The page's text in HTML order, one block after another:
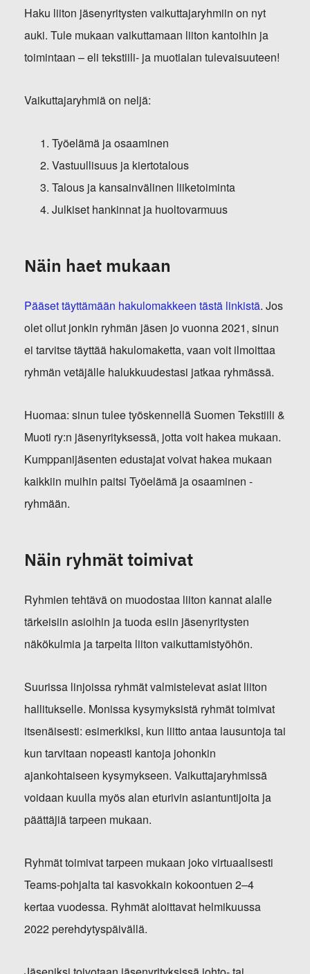
Haku liiton jäsenyritysten vaikuttajaryhmiin on nyt
auki. Tule mukaan vaikuttamaan liiton kantoihin ja
toimintaan – eli tekstiili- ja muotialan tulevaisuuteen!
Vaikuttajaryhmiä on neljä:
Työelämä ja osaaminen
Vastuullisuus ja kiertotalous
Talous ja kansainvälinen liiketoiminta
Julkiset hankinnat ja huoltovarmuus
Näin haet mukaan
Pääset täyttämään hakulomakkeen tästä linkistä. Jos
olet ollut jonkin ryhmän jäsen jo vuonna 2021, sinun
ei tarvitse täyttää hakulomaketta, vaan voit ilmoittaa
ryhmän vetäjälle halukkuudestasi jatkaa ryhmässä.
Huomaa: sinun tulee työskennellä Suomen Tekstiili &
Muoti ry:n jäsenyrityksessä, jotta voit hakea mukaan.
Kumppanijäsenten edustajat voivat hakea mukaan
kaikkiin muihin paitsi Työelämä ja osaaminen -
ryhmään.
Näin ryhmät toimivat
Ryhmien tehtävä on muodostaa liiton kannat alalle
tärkeisiin asioihin ja tuoda esiin jäsenyritysten
näkökulmia ja tarpeita liiton vaikuttamistyöhön.
Suurissa linjoissa ryhmät valmistelevat asiat liiton
hallitukselle. Monissa kysymyksistä ryhmät toimivat
itsenäisesti: esimerkiksi, kun liitto antaa lausuntoja tai
kun tarvitaan nopeasti kantoja johonkin
ajankohtaiseen kysymykseen. Vaikuttajaryhmissä
voidaan kuulla myös alan eturivin asiantuntijoita ja
päättäjiä tarpeen mukaan.
Ryhmät toimivat tarpeen mukaan joko virtuaalisesti
Teams-pohjalta tai kasvokkain kokoontuen 2–4
kertaa vuodessa. Ryhmät aloittavat helmikuussa
2022 perehdytyspäivällä.